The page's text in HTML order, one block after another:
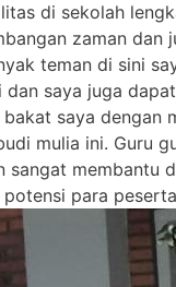
di sekolah
zaman dan
teman di sini
dan saya juga dapat
saya dengan
mulia ini. Guru
sangat membantu
potensi para